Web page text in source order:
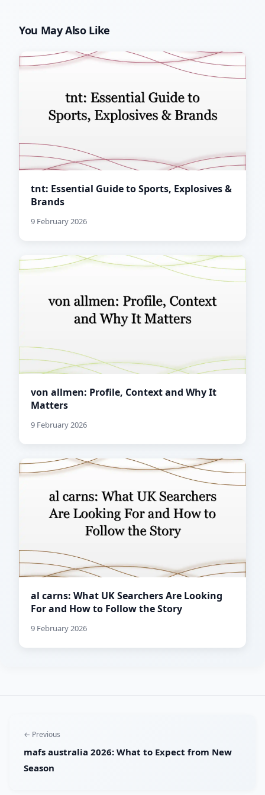
You May Also Like
tnt: Essential Guide to Sports, Explosives &
Brands
9 February 2026
von allmen: Profile, Context and Why It
Matters
9 February 2026
al carns: What UK Searchers Are Looking
For and How to Follow the Story
9 February 2026
← Previous
mafs australia 2026: What to Expect from New
Season